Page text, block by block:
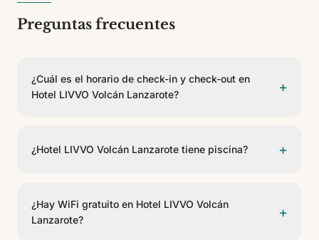
Preguntas frecuentes
¿Cuál es el horario de check-in y check-out en
Hotel LIVVO Volcán Lanzarote?
+
¿Hotel LIVVO Volcán Lanzarote tiene piscina? +
piscinas. Algunas son climatizables. Hay piscina
infantil para los más pequeños. Se incluyen tumbonas
y toallas.
¿Hay WiFi gratuito en Hotel LIVVO Volcán
Lanzarote?
+